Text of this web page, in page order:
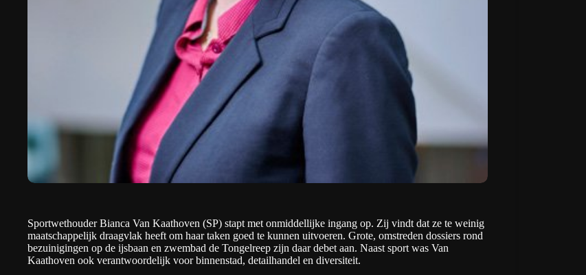
Sportwethouder Bianca Van Kaathoven (SP) stapt met onmiddellijke ingang op. Zij vindt dat ze te weinig
maatschappelijk draagvlak heeft om haar taken goed te kunnen uitvoeren. Grote, omstreden dossiers rond
bezuinigingen op de ijsbaan en zwembad de Tongelreep zijn daar debet aan. Naast sport was Van
Kaathoven ook verantwoordelijk voor binnenstad, detailhandel en diversiteit.